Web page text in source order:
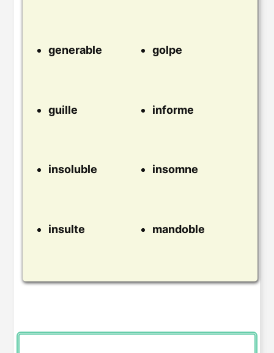
generable golpe
guille informe
insoluble insomne
insulte mandoble